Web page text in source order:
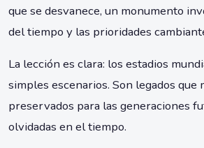
que se desvanece, un monumento
del tiempo y las prioridades
La lección es clara: los estadios
simples escenarios. Son legados que
preservados para las generaciones
olvidadas en el tiempo.